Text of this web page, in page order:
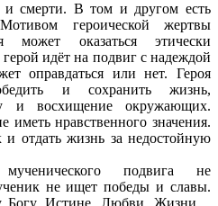
и смерти. В том и другом есть
героической жертвы
может оказаться этически
идёт на подвиг с надеждой
оправдаться или нет. Героя
и сохранить жизнь,
и восхищение окружающих.
иметь нравственного значения.
отдать жизнь за недостойную
мученического подвига не
не ищет победы и славы.
Богу, Истине, Любви, Жизни…